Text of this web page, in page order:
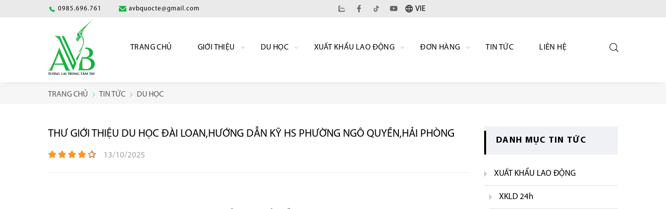
0985.696.761 avbquocte@gmail.com VIE
TRANG CHỦ GIỚI THIỆU DU HỌC XUẤT KHẨU LAO ĐỘNG ĐƠN HÀNG TIN TỨC LIÊN HỆ
TRANG CHỦ TIN TỨC DU HỌC
THƯ GIỚI THIỆU DU HỌC ĐÀI LOAN,HƯỚNG DẪN KỸ HS PHƯỜNG NGÔ QUYỀN,HẢI PHÒNG
13/10/2025
DANH MỤC TIN TỨC
XUẤT KHẨU LAO ĐỘNG
XKLD 24h